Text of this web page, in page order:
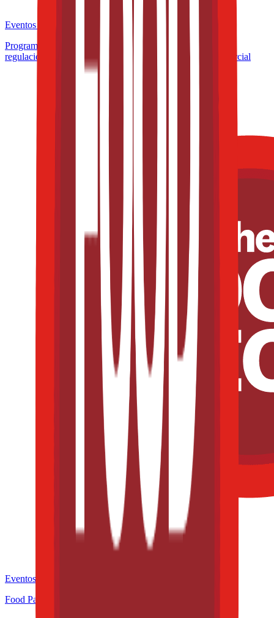
Eventos de la industria pasados
Programa de Microcertificación: Formulación inteligente y
regulación aplicada a productos con valor funcional y comercial
Eventos de la industria pasados
Food Pack & Process Congress 2025